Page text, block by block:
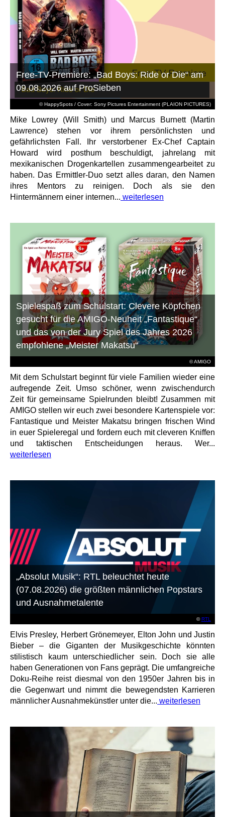
© HappySpots / Cover: Sony Pictures Entertainment (PLAION PICTURES)
Free-TV-Premiere: „Bad Boys: Ride or Die“ am
09.08.2026 auf ProSieben
Mike Lowrey (Will Smith) und Marcus Burnett (Martin
Lawrence) stehen vor ihrem persönlichsten und
gefährlichsten Fall. Ihr verstorbener Ex-Chef Captain
Howard wird posthum beschuldigt, jahrelang mit
mexikanischen Drogenkartellen zusammengearbeitet zu
haben. Das Ermittler-Duo setzt alles daran, den Namen
ihres Mentors zu reinigen. Doch als sie den
Hintermännern einer internen... weiterlesen
© AMIGO
Spielespaß zum Schulstart: Clevere Köpfchen
gesucht für die AMIGO-Neuheit „Fantastique“
und das von der Jury Spiel des Jahres 2026
empfohlene „Meister Makatsu“
Mit dem Schulstart beginnt für viele Familien wieder eine
aufregende Zeit. Umso schöner, wenn zwischendurch
Zeit für gemeinsame Spielrunden bleibt! Zusammen mit
AMIGO stellen wir euch zwei besondere Kartenspiele vor:
Fantastique und Meister Makatsu bringen frischen Wind
in euer Spieleregal und fordern euch mit cleveren Kniffen
und taktischen Entscheidungen heraus. Wer...
weiterlesen
©RTL
„Absolut Musik“: RTL beleuchtet heute
(07.08.2026) die größten männlichen Popstars
und Ausnahmetalente
Elvis Presley, Herbert Grönemeyer, Elton John und Justin
Bieber – die Giganten der Musikgeschichte könnten
stilistisch kaum unterschiedlicher sein. Doch sie alle
haben Generationen von Fans geprägt. Die umfangreiche
Doku-Reihe reist diesmal von den 1950er Jahren bis in
die Gegenwart und nimmt die bewegendsten Karrieren
männlicher Ausnahmekünstler unter die... weiterlesen